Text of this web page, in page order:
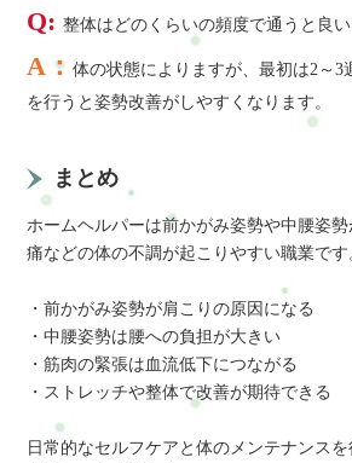
Q:整体はどのくらいの頻度で通うと良
A：体の状態によりますが、最初は2～3
を行うと姿勢改善がしやすくなります。
まとめ
ホームヘルパーは前かがみ姿勢や中腰姿
痛などの体の不調が起こりやすい職業です
・前かがみ姿勢が肩こりの原因になる
・中腰姿勢は腰への負担が大きい
・筋肉の緊張は血流低下につながる
・ストレッチや整体で改善が期待できる
日常的なセルフケアと体のメンテナンス